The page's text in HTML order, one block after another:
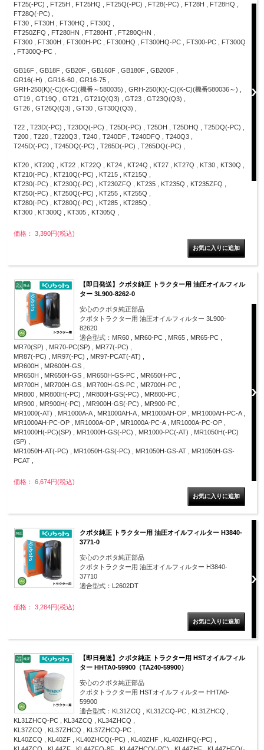
FT25(-PC) , FT25H , FT25HQ , FT25Q(-PC) , FT28(-PC) , FT28H , FT28HQ ,
FT28Q(-PC) ,
FT30 , FT30H , FT30HQ , FT30Q ,
FT250ZFQ , FT280HN , FT280HT , FT280QHN ,
FT300 , FT300H , FT300H-PC , FT300HQ , FT300HQ-PC , FT300-PC , FT300Q
, FT300Q-PC ,
GB16F , GB18F , GB20F , GB160F , GB180F , GB200F ,
GR16(-H) , GR16-60 , GR16-75 ,
GRH-250(K)(-C)(K-C)(機番～580035) , GRH-250(K)(-C)(K-C)(機番580036～) ,
GT19 , GT19Q , GT21 , GT21Q(Q3) , GT23 , GT23Q(Q3) ,
GT26 , GT26Q(Q3) , GT30 , GT30Q(Q3) ,
T22 , T23D(-PC) , T23DQ(-PC) , T25D(-PC) , T25DH , T25DHQ , T25DQ(-PC) ,
T200 , T220 , T220Q3 , T240 , T240DF , T240DFQ , T240Q3 ,
T245D(-PC) , T245DQ(-PC) , T265D(-PC) , T265DQ(-PC) ,
KT20 , KT20Q , KT22 , KT22Q , KT24 , KT24Q , KT27 , KT27Q , KT30 , KT30Q ,
KT210(-PC) , KT210Q(-PC) , KT215 , KT215Q ,
KT230(-PC) , KT230Q(-PC) , KT230ZFQ , KT235 , KT235Q , KT235ZFQ ,
KT250(-PC) , KT250Q(-PC) , KT255 , KT255Q ,
KT280(-PC) , KT280Q(-PC) , KT285 , KT285Q ,
KT300 , KT300Q , KT305 , KT305Q ,
価格： 3,390円(税込)
【即日発送】クボタ純正 トラクター用 油圧オイルフィル
ター 3L900-8262-0
安心のクボタ純正部品
クボタトラクター用 油圧オイルフィルター 3L900-
82620
適合型式：MR60 , MR60-PC , MR65 , MR65-PC ,
MR70(SP) , MR70-PC(SP) , MR77(-PC) ,
MR87(-PC) , MR97(-PC) , MR97-PCAT(-AT) ,
MR600H , MR600H-GS ,
MR650H , MR650H-GS , MR650H-GS-PC , MR650H-PC ,
MR700H , MR700H-GS , MR700H-GS-PC , MR700H-PC ,
MR800 , MR800H(-PC) , MR800H-GS(-PC) , MR800-PC ,
MR900 , MR900H(-PC) , MR900H-GS(-PC) , MR900-PC ,
MR1000(-AT) , MR1000A-A , MR1000AH-A , MR1000AH-OP , MR1000AH-PC-A ,
MR1000AH-PC-OP , MR1000A-OP , MR1000A-PC-A , MR1000A-PC-OP ,
MR1000H(-PC)(SP) , MR1000H-GS(-PC) , MR1000-PC(-AT) , MR1050H(-PC)
(SP) ,
MR1050H-AT(-PC) , MR1050H-GS(-PC) , MR1050H-GS-AT , MR1050H-GS-
PCAT ,
価格： 6,674円(税込)
クボタ純正 トラクター用 油圧オイルフィルター H3840-
3771-0
安心のクボタ純正部品
クボタトラクター用 油圧オイルフィルター H3840-
37710
適合型式：L2602DT
価格： 3,284円(税込)
【即日発送】クボタ純正 トラクター用 HSTオイルフィル
ター HHTA0-59900（TA240-59900）
安心のクボタ純正部品
クボタトラクター用 HSTオイルフィルター HHTA0-
59900
適合型式：KL31ZCQ , KL31ZCQ-PC , KL31ZHCQ ,
KL31ZHCQ-PC , KL34ZCQ , KL34ZHCQ ,
KL37ZCQ , KL37ZHCQ , KL37ZHCQ-PC ,
KL40ZCQ , KL40ZF , KL40ZHCQ(-PC) , KL40ZHF , KL40ZHFQ(-PC) ,